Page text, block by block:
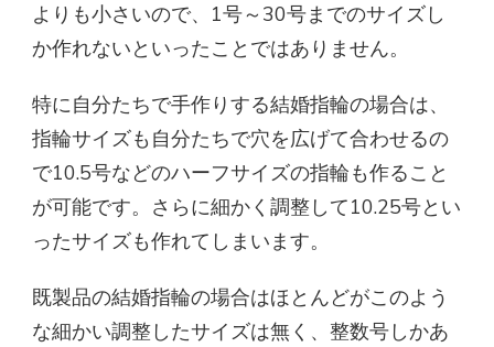
よりも小さいので、1号～30号までのサイズし
か作れないといったことではありません。
特に自分たちで手作りする結婚指輪の場合は、
指輪サイズも自分たちで穴を広げて合わせるの
で10.5号などのハーフサイズの指輪も作ること
が可能です。さらに細かく調整して10.25号とい
ったサイズも作れてしまいます。
既製品の結婚指輪の場合はほとんどがこのよう
な細かい調整したサイズは無く、整数号しかあ